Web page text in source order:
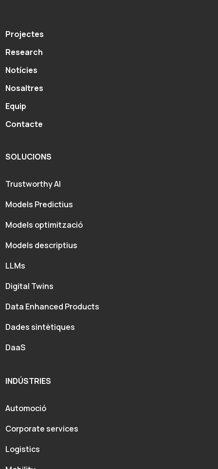
Projectes
Research
Notícies
Nosaltres
Equip
Contacte
SOLUCIONS
Trustworthy AI
Models Predictius
Models optimització
Models descriptius
LLMs
Digital Twins
Data Enhanced Products
Dades sintètiques
DaaS
INDÚSTRIES
Automoció
Corporate services
Logistics